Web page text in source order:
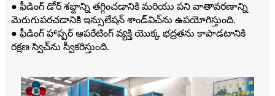
● ఫీడింగ్ డోర్ శబ్దాన్ని తగ్గించడానికి మరియు పని వాతావరణాన్ని
మెరుగుపరచడానికి ఇన్సులేషన్ శాండ్‌విచ్‌ను ఉపయోగిస్తుంది.
● ఫీడింగ్ హాప్పర్ ఆపరేటింగ్ వ్యక్తి యొక్క భద్రతను కాపాడటానికి
రక్షణ స్విచ్‌ను స్వీకరిస్తుంది.